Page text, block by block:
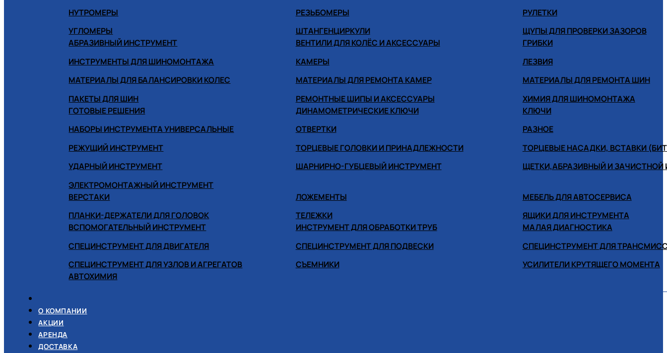
НУТРОМЕРЫ
РЕЗЬБОМЕРЫ
РУЛЕТКИ
УГЛОМЕРЫ
ШТАНГЕНЦИРКУЛИ
ЩУПЫ ДЛЯ ПРОВЕРКИ ЗАЗОРОВ
АБРАЗИВНЫЙ ИНСТРУМЕНТ
ВЕНТИЛИ ДЛЯ КОЛЁС И АКСЕССУАРЫ
ГРИБКИ
ИНСТРУМЕНТЫ ДЛЯ ШИНОМОНТАЖА
КАМЕРЫ
ЛЕЗВИЯ
МАТЕРИАЛЫ ДЛЯ БАЛАНСИРОВКИ КОЛЕС
МАТЕРИАЛЫ ДЛЯ РЕМОНТА КАМЕР
МАТЕРИАЛЫ ДЛЯ РЕМОНТА ШИН
ПАКЕТЫ ДЛЯ ШИН
РЕМОНТНЫЕ ШИПЫ И АКСЕССУАРЫ
ХИМИЯ ДЛЯ ШИНОМОНТАЖА
ГОТОВЫЕ РЕШЕНИЯ
ДИНАМОМЕТРИЧЕСКИЕ КЛЮЧИ
КЛЮЧИ
НАБОРЫ ИНСТРУМЕНТА УНИВЕРСАЛЬНЫЕ
ОТВЕРТКИ
РАЗНОЕ
РЕЖУЩИЙ ИНСТРУМЕНТ
ТОРЦЕВЫЕ ГОЛОВКИ И ПРИНАДЛЕЖНОСТИ
ТОРЦЕВЫЕ НАСАДКИ, ВСТАВКИ
УДАРНЫЙ ИНСТРУМЕНТ
ШАРНИРНО-ГУБЦЕВЫЙ ИНСТРУМЕНТ
ЩЕТКИ,АБРАЗИВНЫЙ И ЗАЧИСТНОЙ
ЭЛЕКТРОМОНТАЖНЫЙ ИНСТРУМЕНТ
ВЕРСТАКИ
ЛОЖЕМЕНТЫ
МЕБЕЛЬ ДЛЯ АВТОСЕРВИСА
ПЛАНКИ-ДЕРЖАТЕЛИ ДЛЯ ГОЛОВОК
ТЕЛЕЖКИ
ЯЩИКИ ДЛЯ ИНСТРУМЕНТА
ВСПОМОГАТЕЛЬНЫЙ ИНСТРУМЕНТ
ИНСТРУМЕНТ ДЛЯ ОБРАБОТКИ ТРУБ
МАЛАЯ ДИАГНОСТИКА
СПЕЦИНСТРУМЕНТ ДЛЯ ДВИГАТЕЛЯ
СПЕЦИНСТРУМЕНТ ДЛЯ ПОДВЕСКИ
СПЕЦИНСТРУМЕНТ ДЛЯ
СПЕЦИНСТРУМЕНТ ДЛЯ УЗЛОВ И АГРЕГАТОВ
СЪЕМНИКИ
УСИЛИТЕЛИ КРУТЯЩЕГО МОМЕНТА
АВТОХИМИЯ
О КОМПАНИИ
АКЦИИ
АРЕНДА
ДОСТАВКА